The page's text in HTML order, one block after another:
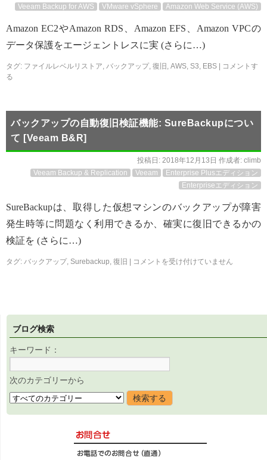
Veeam Backup for AWS
VMware vSphere Amazon Web Service (AWS)
Amazon EC2やAmazon RDS、Amazon EFS、Amazon VPCの
データ保護をエージェントレスに実 (さらに…)
タグ: ファイルレベルリストア, バックアップ, 復旧 , AWS, S3, EBS
コメントす
る
バックアップの自動復旧検証機能: SureBackupについ
て [Veeam B&R]
投稿日: 2018年12月13日 作成者: climb
Veeam Backup & Replication
Veeam
Enterprise Plusエディション
Enterpriseエディション
SureBackupは、取得した仮想マシンのバックアップが障害
発生時等に問題なく利用できるか、確実に復旧できるかの
検証を (さらに…)
タグ: バックアップ, Surebackup, 復旧 コメントを受け付けていません
ブログ検索
キーワード：
次のカテゴリーから